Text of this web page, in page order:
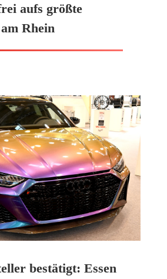
aufs größte
Rhein
bestätigt: Essen